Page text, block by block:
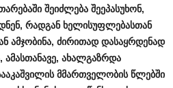
შეიძლება შეეპასუხონ,
, რადგან ხელისუფლებასთან
ამჯობინა, ძირითად დასაყრდენად
, ამასთანავე, ახალგაზრდა
მმართველობის წლებში